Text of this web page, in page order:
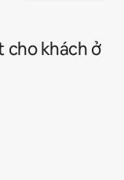
cho khách ở